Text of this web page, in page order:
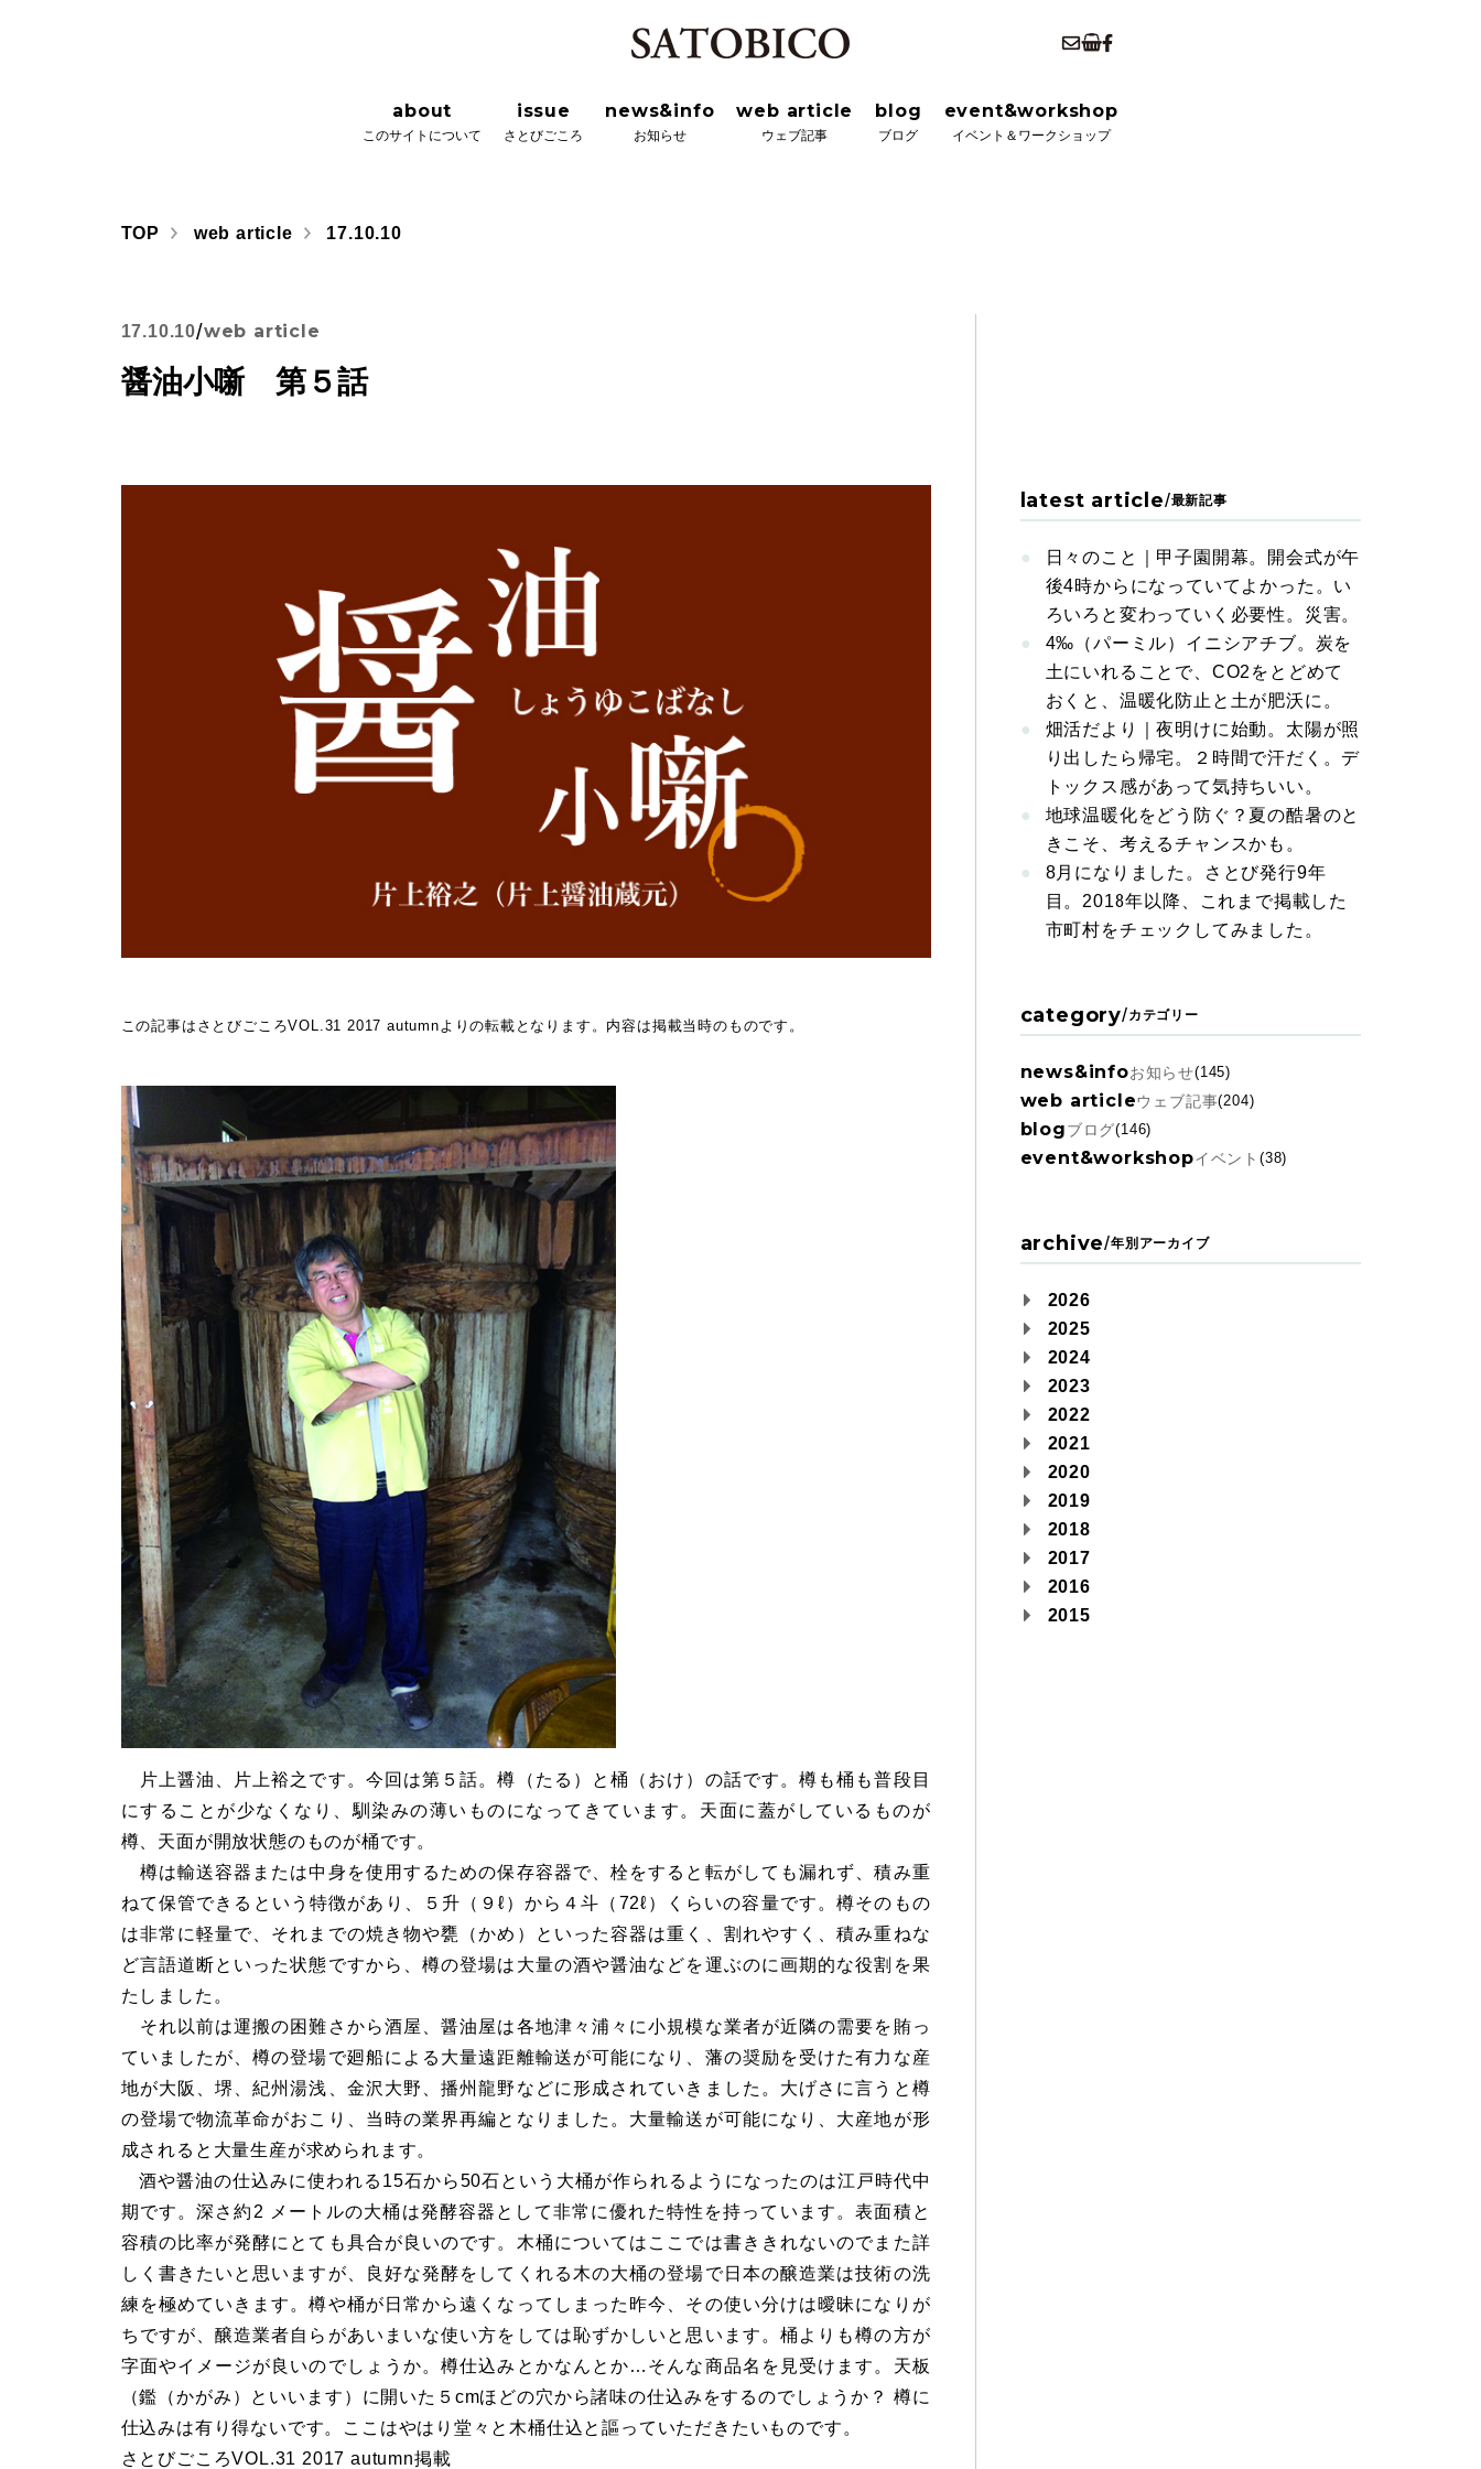
about
このサイトについて
issue
さとびごころ
news&info
お知らせ
web article
ウェブ記事
blog
ブログ
event&workshop
イベント＆ワークショップ
news&info web article blog
TOP web article 17.10.10
17.10.10/web article
醤油小噺 第５話
この記事はさとびごころVOL.31 2017 autumnよりの転載となります。内容は掲載当時のものです。
片上醤油、片上裕之です。今回は第５話。樽（たる）と桶（おけ）の話です。樽も桶も普段目
にすることが少なくなり、馴染みの薄いものになってきています。天面に蓋がしているものが
樽、天面が開放状態のものが桶です。
樽は輸送容器または中身を使用するための保存容器で、栓をすると転がしても漏れず、積み重
ねて保管できるという特徴があり、５升（９ℓ）から４斗（72ℓ）くらいの容量です。樽そのもの
は非常に軽量で、それまでの焼き物や甕（かめ）といった容器は重く、割れやすく、積み重ねな
ど言語道断といった状態ですから、樽の登場は大量の酒や醤油などを運ぶのに画期的な役割を果
たしました。
それ以前は運搬の困難さから酒屋、醤油屋は各地津々浦々に小規模な業者が近隣の需要を賄っ
ていましたが、樽の登場で廻船による大量遠距離輸送が可能になり、藩の奨励を受けた有力な産
地が大阪、堺、紀州湯浅、金沢大野、播州龍野などに形成されていきました。大げさに言うと樽
の登場で物流革命がおこり、当時の業界再編となりました。大量輸送が可能になり、大産地が形
成されると大量生産が求められます。
酒や醤油の仕込みに使われる15石から50石という大桶が作られるようになったのは江戸時代中
期です。深さ約2 メートルの大桶は発酵容器として非常に優れた特性を持っています。表面積と
容積の比率が発酵にとても具合が良いのです。木桶についてはここでは書ききれないのでまた詳
しく書きたいと思いますが、良好な発酵をしてくれる木の大桶の登場で日本の醸造業は技術の洗
練を極めていきます。樽や桶が日常から遠くなってしまった昨今、その使い分けは曖昧になりが
ちですが、醸造業者自らがあいまいな使い方をしては恥ずかしいと思います。桶よりも樽の方が
字面やイメージが良いのでしょうか。樽仕込みとかなんとか…そんな商品名を見受けます。天板
（鑑（かがみ）といいます）に開いた５cmほどの穴から諸味の仕込みをするのでしょうか？ 樽に
仕込みは有り得ないです。ここはやはり堂々と木桶仕込と謳っていただきたいものです。
さとびごころVOL.31 2017 autumn掲載
latest article/最新記事
日々のこと｜甲子園開幕。開会式が午
後4時からになっていてよかった。い
ろいろと変わっていく必要性。災害。
4‰（パーミル）イニシアチブ。炭を
土にいれることで、CO2をとどめて
おくと、温暖化防止と土が肥沃に。
畑活だより｜夜明けに始動。太陽が照
り出したら帰宅。２時間で汗だく。デ
トックス感があって気持ちいい。
地球温暖化をどう防ぐ？夏の酷暑のと
きこそ、考えるチャンスかも。
8月になりました。さとび発行9年
目。2018年以降、これまで掲載した
市町村をチェックしてみました。
category/カテゴリー
news&infoお知らせ(145)
web articleウェブ記事(204)
blogブログ(146)
event&workshopイベント (38)
archive/年別アーカイブ
2026
2025
2024
2023
2022
2021
2020
2019
2018
2017
2016
2015